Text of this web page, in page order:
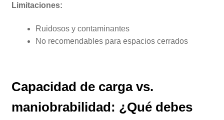
Limitaciones:
Ruidosos y contaminantes
No recomendables para espacios cerrados
Capacidad de carga vs.
maniobrabilidad: ¿Qué debes